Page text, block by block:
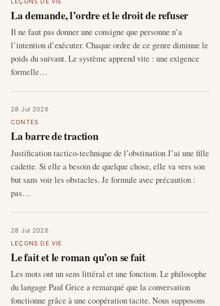
La demande, l’ordre et le droit de refuser
Il ne faut pas donner une consigne que personne n’a
l’intention d’exécuter. Chaque ordre de ce genre diminue le
poids du suivant. Le système apprend vite : une exigence
formelle…
28 Jul 2026
CONTES
La barre de traction
Justification tactico-technique de l’obstination J’ai une fille
cadette. Si elle a besoin de quelque chose, elle va vers son
but sans voir les obstacles. Je formule avec précaution :
pas…
28 Jul 2026
LEÇONS DE VIE
Le fait et le roman qu’on se fait
Les mots ont un sens littéral et une fonction. Le philosophe
du langage Paul Grice a remarqué que la conversation
fonctionne grâce à une coopération tacite. Nous supposons